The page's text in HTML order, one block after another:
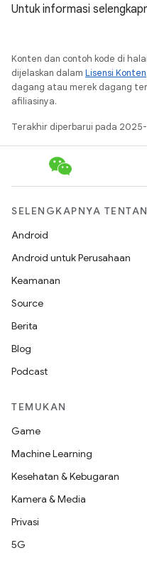
Untuk informasi
Konten dan contoh kode di
dijelaskan dalam Lisensi Konten
dagang atau merek dagang
afiliasinya.
Terakhir diperbarui pada
SELENGKAPNYA
Android
Android untuk Perusahaan
Keamanan
Source
Berita
Blog
Podcast
TEMUKAN
Game
Machine Learning
Kesehatan & Kebugaran
Kamera & Media
Privasi
5G